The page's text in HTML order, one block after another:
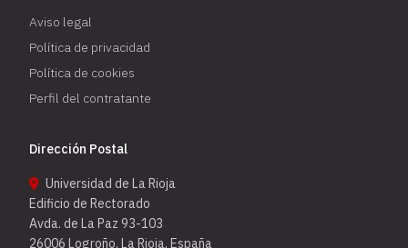
Aviso legal
Política de privacidad
Política de cookies
Perfil del contratante
Dirección Postal
Universidad de La Rioja
Edificio de Rectorado
Avda. de La Paz 93-103
26006 Logroño, La Rioja, España